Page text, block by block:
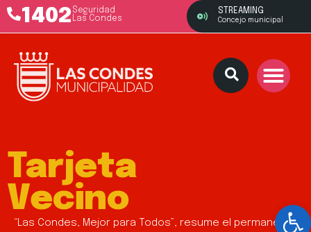
1402 Seguridad
Las Condes
STREAMING
Concejo municipal
Tarjeta
Vecino
“Las Condes, Mejor para Todos”, resume el permanente